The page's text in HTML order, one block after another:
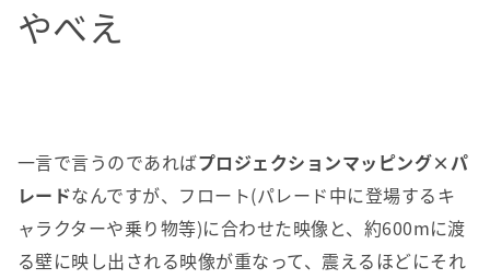
やべえ
一言で言うのであればプロジェクションマッピング×パ
レードなんですが、フロート(パレード中に登場するキ
ャラクターや乗り物等)に合わせた映像と、約600mに渡
る壁に映し出される映像が重なって、震えるほどにそれ